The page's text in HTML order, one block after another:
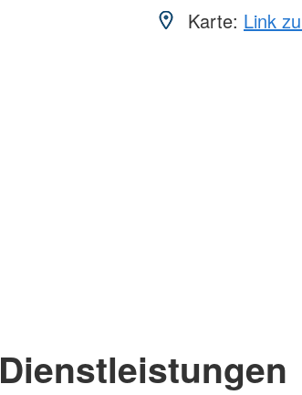
Karte: Link
Dienstleistungen